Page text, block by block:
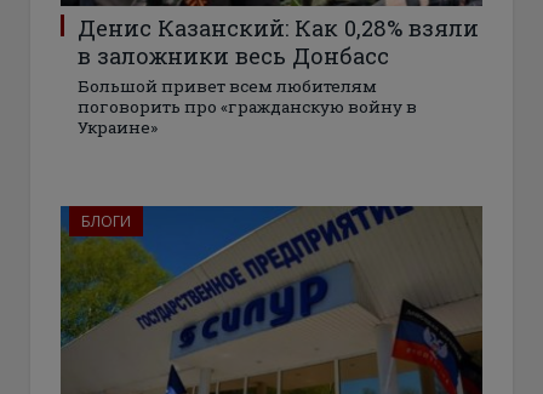
Денис Казанский: Как 0,28% взяли
в заложники весь Донбасс
Большой привет всем любителям
поговорить про «гражданскую войну в
Украине»
БЛОГИ